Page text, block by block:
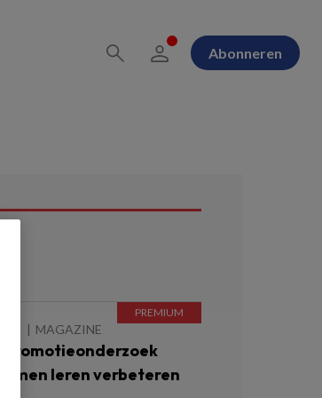
Abonneren
MAGAZINE
promotieonderzoek
leren verbeteren